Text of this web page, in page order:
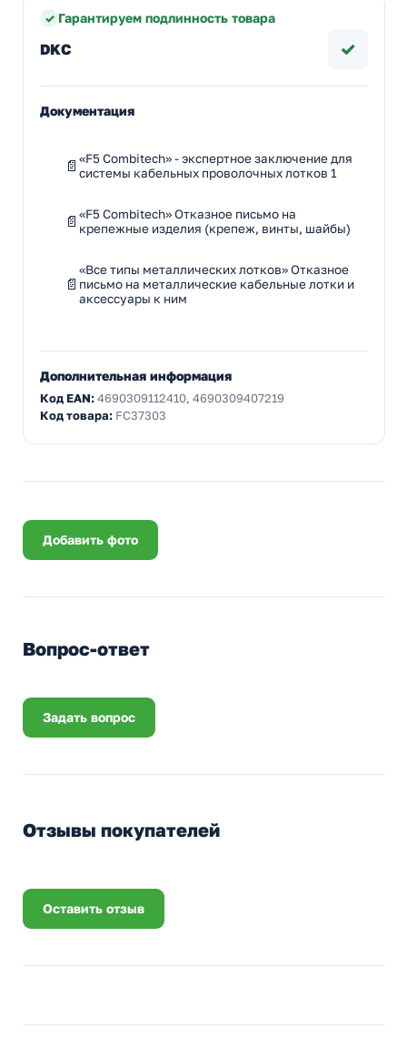
Гарантируем подлинность товара
DKC ✓
Документация
«F5 Combitech» - экспертное заключение для
системы кабельных проволочных лотков 1
«F5 Combitech» Отказное письмо на
крепежные изделия (крепеж, винты, шайбы)
«Все типы металлических лотков» Отказное
письмо на металлические кабельные лотки и
аксессуары к ним
Дополнительная информация
Код EAN:4690309112410, 4690309407219
Код товара: FC37303
Добавить фото
Вопрос-ответ
Задать вопрос
Отзывы покупателей
Оставить отзыв